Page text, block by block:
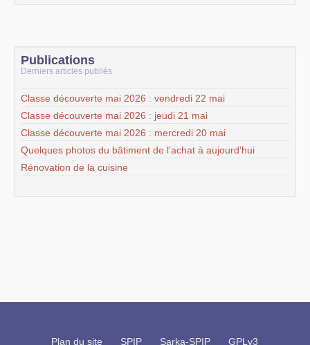
Publications
Derniers articles publiés
Classe découverte mai 2026 : vendredi 22 mai
Classe découverte mai 2026 : jeudi 21 mai
Classe découverte mai 2026 : mercredi 20 mai
Quelques photos du bâtiment de l’achat à aujourd’hui
Rénovation de la cuisine
Plan du site SPIP Sarka-SPIP GPLv3